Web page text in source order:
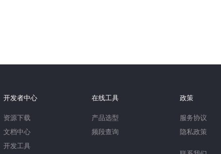
开发者中心
资源下载
文档中心
开发工具
在线工具
产品选型
频段查询
政策
服务协议
隐私政策